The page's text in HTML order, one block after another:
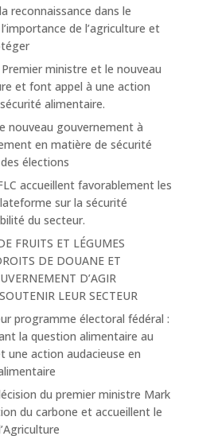
reconnaissance dans le
de l’agriculture et
ministre et le nouveau
et font appel à une action
alimentaire.
nouveau gouvernement à
en matière de sécurité
élections
accueillent favorablement les
sur la sécurité
du secteur.
FRUITS ET LÉGUMES
DE DOUANE ET
D’AGIR
LEUR SECTEUR
programme électoral fédéral :
la question alimentaire au
action audacieuse en
du premier ministre Mark
du carbone et accueillent le